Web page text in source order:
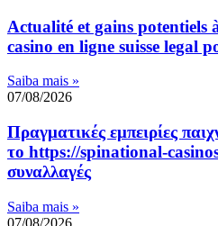
Actualité et gains potentiels
casino en ligne suisse legal
Saiba mais »
07/08/2026
Πραγματικές εμπειρίες
το https://spinational-
συναλλαγές
Saiba mais »
07/08/2026